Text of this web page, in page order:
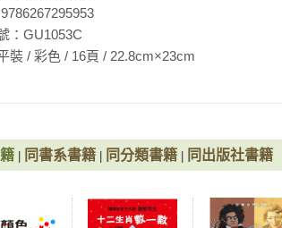
：GU1053C
平裝 / 彩色 / 16頁 / 22.8cm×23cm
同書系書籍 同分類書籍 同出版社書籍